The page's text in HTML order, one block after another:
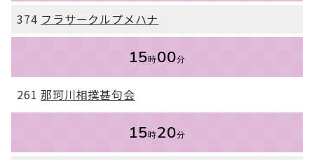
374 フラサークルプメハナ
15時00分
261那珂川相撲甚句会
15時20分